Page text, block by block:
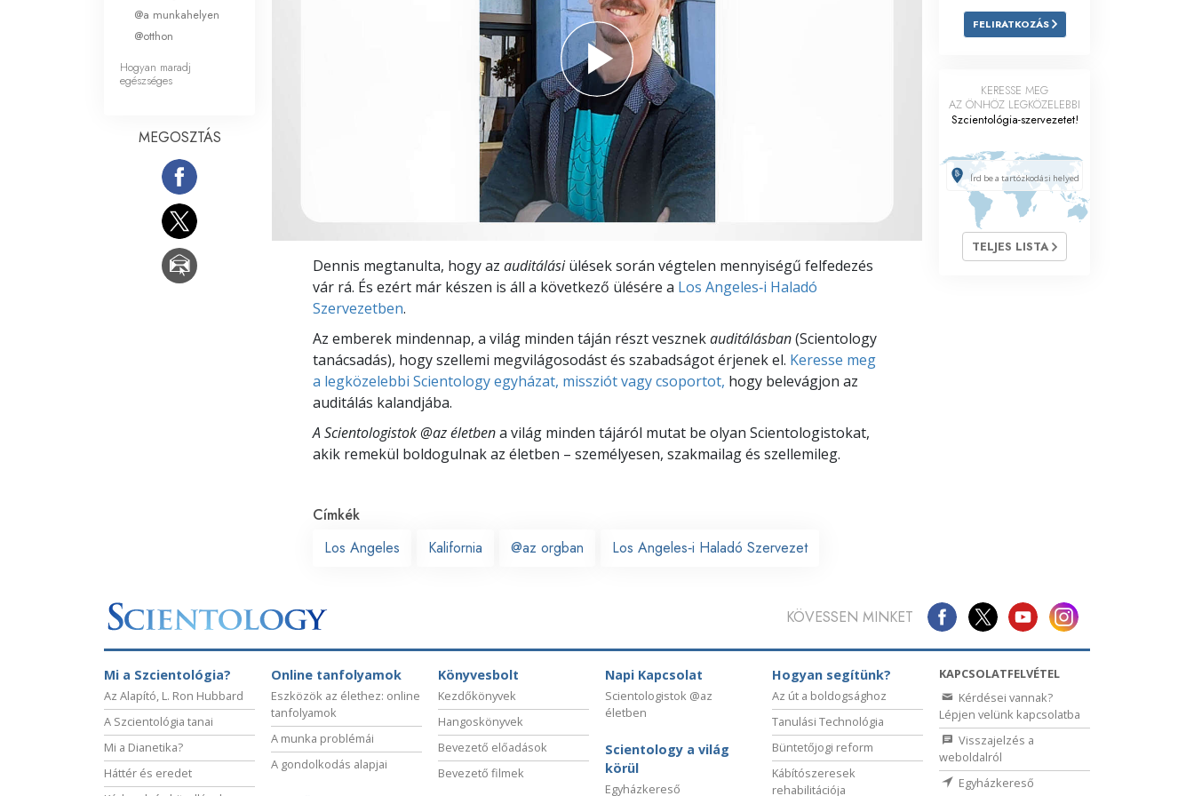
Megoldások a drogokra
Eszközök a munkahelyen
Az elnyomás oka
Kivizsgálások
A szervezés alapjai
Dennis megtanulta, hogy az auditálásiülések során végtelen mennyiségű felfedezés
vár rá. És ezért már készen is áll a következő ülésére a Los Angeles‑i Haladó
Szervezetben.
Az emberek mindennap, a világ minden táján részt vesznekauditálásban(Scientology
tanácsadás), hogy szellemi megvilágosodást és szabadságot érjenek el. Keresse meg
a legközelebbi Scientology egyházat, missziót vagy csoportot, hogy belevágjon az
auditálás kalandjába.
A Scientologistok @az életbena világ minden tájáról mutat be olyan Scientologistokat,
akik remekül boldogulnakaz életben – személyesen, szakmailag és szellemileg.
Címkék
Los Angeles
Kalifornia @az orgban Los Angeles‑i Haladó Szervezet
@a munkahelyen
@otthon
Hogyan maradj
egészséges
MEGOSZTÁS
FELIRATKOZÁS
KERESSE MEG
AZ ÖNHÖZ LEGKÖZELEBBI
Szcientológia-szervezetet!
TELJES LISTA
KÖVESSEN MINKET
Mi a Szcientológia?
Az Alapító, L. Ron Hubbard
A Szcientológia tanai
Mi a Dianetika?
Háttér és eredet
Online tanfolyamok
Eszközök az élethez: online
tanfolyamok
A munka problémái
A gondolkodás alapjai
Könyvesbolt
Kezdőkönyvek
Hangoskönyvek
Bevezető előadások
Bevezető filmek
Napi Kapcsolat
Scientologistok @az
életben
Scientology a világ
körül
Egyházkereső
Hogyan segítünk?
Az út a boldogsághoz
Tanulási Technológia
Büntetőjogi reform
Kábítószeresek
rehabilitációja
KAPCSOLATFELVÉTEL
Kérdései vannak?
Lépjen velünk kapcsolatba
Visszajelzés a
weboldalról
Egyházkereső